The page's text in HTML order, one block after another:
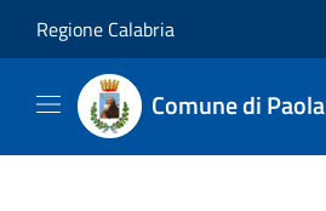
Regione Calabria
Comune di Paola